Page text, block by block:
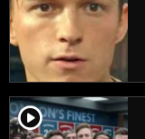
player2